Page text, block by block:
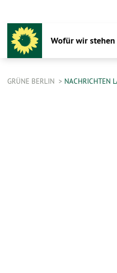
Wofür wir stehen
GRÜNE BERLIN NACHRICHTEN